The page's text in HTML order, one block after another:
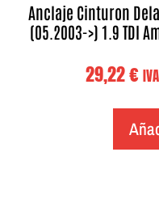
Anclaje Cinturon
(05.2003->) 1.9 TDI
29,22€